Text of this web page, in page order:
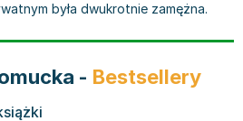
i dramaty
naklejania do 2 lat
niemowląt
do 2 lat - książki
- Polska
związki
była dwukrotnie zamężna.
- Bestsellery